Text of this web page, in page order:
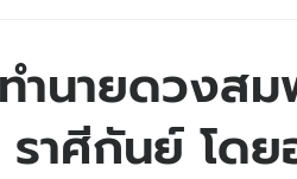
นเทิง
ฬา
สถิติห
หวยล
ำนายดวงส
าศีกันย์ โดย